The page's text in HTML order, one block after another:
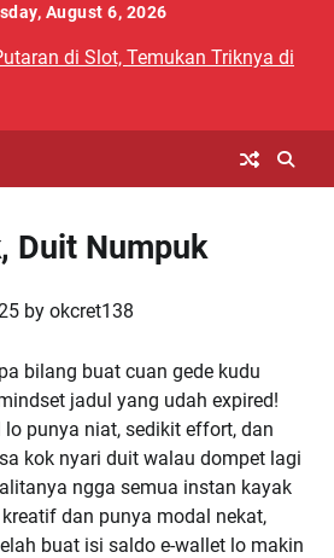
August 6, 2026
di Slot, Temukan Triknya di
Duit Numpuk
by okcret138
bilang buat cuan gede kudu
jadul yang udah expired!
punya niat, sedikit effort, dan
kok nyari duit walau dompet lagi
ngga semua instan kayak
dan punya modal nekat,
buat isi saldo e-wallet lo makin